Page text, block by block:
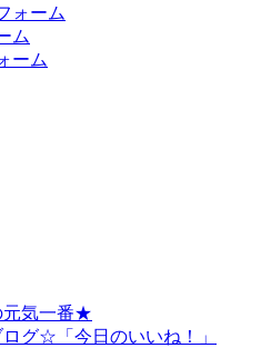
ォーム
ム
ーム
元気一番★
グ☆「今日のいいね！」